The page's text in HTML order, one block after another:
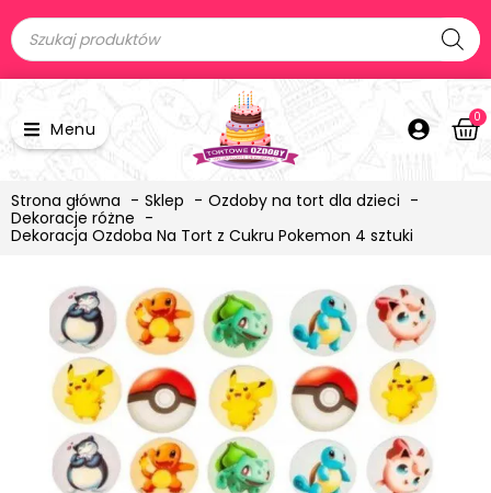
Menu
0
Strona główna Sklep
Ozdoby na tort dla dzieci
Dekoracje różne
Dekoracja Ozdoba Na Tort z Cukru Pokemon 4 sztuki